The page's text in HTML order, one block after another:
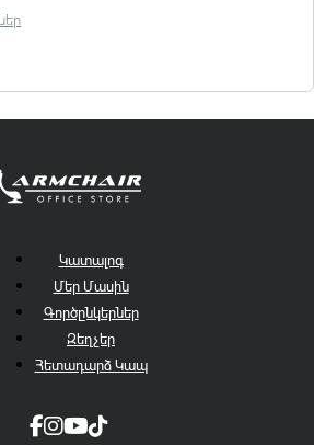
Կատալոգ
Մեր Մասին
Գործընկերներ
Զեղչեր
Հետադարձ Կապ